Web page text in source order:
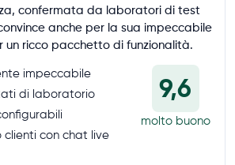
confermata da laboratori di test
anche per la sua impeccabile
un ricco pacchetto di funzionalità.
impeccabile
di laboratorio
clienti con chat live
9,6
molto buono